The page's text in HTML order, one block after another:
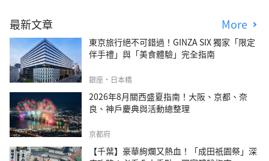
最新文章 More
東京旅行絕不可錯過！GINZA SIX 獨家「限定
伴手禮」與「美食體驗」完全指南
銀座・日本橋
2026年8月關西盛夏指南！大阪、京都、奈
良、神戶慶典與活動總整理
京都府
【千葉】豪華絢爛又熱血！「成田祇園祭」深